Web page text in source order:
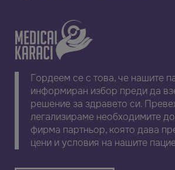
Гордеем се с това, че нашите
информиран избор преди да
решение за здравето си.
легализираме необходимите
фирма партньор, която дава
цени и условия на нашите